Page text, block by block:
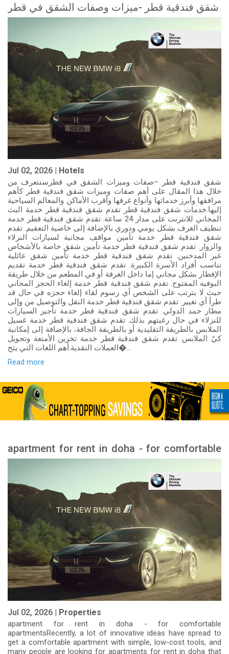
شقق فندقية قطر -ميزات وصفات الشقق في قطر
Jul 02, 2026 | Hotels
شقق فندقية قطر –صفات وميزات الشقق في قطرسنتعرف من
خلال هذا المقال على أهم صفات وميزات شقق فندقية قطر كأهم
مرافقها وأبرز خدماتها وأنواع غرفها وأقرب الأماكن والمعالم السياحية
إليها.خدمات شقق فندقية قطر تقدم شقق فندقية قطر خدمة البث
المجاني للانترنت على مدار 24 ساعة. تقدم شقق فندقية قطر خدمة
تنظيف الغرف بشكل يومي ودوري بالإضافة إلى خاصية التعقيم. تقدم
شقق فندقية قطر خدمة تأمين مواقف مجانية لسيارات النزلاء
والزوار. تقدم شقق فندقية قطر خدمة تأمين شقق خاصة بالأشخاص
غير المدخنين. تقدم شقق فندقية قطر خدمة تأمين شقق عائلية
تناسب أفراد الأسرة الكبيرة. تقدم شقق فندقية قطر خدمة تقديم
الإفطار بشكل مجاني إما داخل الغرفة أو في المطعم من خلال طريقة
البوفيه المفتوح. تقدم شقق فندقية قطر خدمة إلغاء الحجز المجاني
حيث لا يترتب على الشخص أي رسوم لقاء إلغاء حجزه في حال قد
طرأ أي تغيير. تقدم شقق فندقية قطر خدمة النقل والتوصيل من وإلى
مطار حمد الدولي. تقدم شقق فندقية قطر خدمة تأجير السيارات
للنزلاء في حال رغبتهم بذلك. تقدم شقق فندقية قطر خدمة غسيل
الملابس بالطريقة التقليدية أو بالطريقة الجافة، بالإضافة إلى إمكانية
كيّ الملابس. تقدم شقق فندقية قطر خدمة تخزين الأمتعة وتحويل
العملات النقدية.أهم اللغات التي يتح�...
Read more
apartment for rent in doha - for comfortable
Jul 02, 2026 | Properties
apartment for rent in doha - for comfortable
apartmentsRecently, a lot of innovative ideas have spread to
get a comfortable apartment with simple, low-cost tools, and
many people are looking for apartments for rent in doha that